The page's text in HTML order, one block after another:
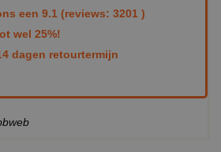
een 9.1 (reviews: 3201 )
wel 25%!
dagen retourtermijn